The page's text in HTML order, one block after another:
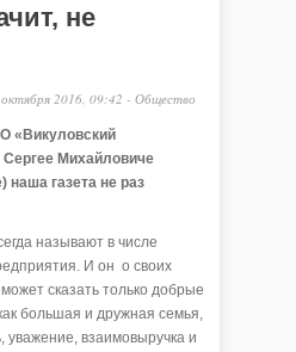
не
2016, 09:42 - Общество
«Викуловский
Сергее Михайловиче
наша газета не раз
называют в числе
И он о своих
сказать только добрые
большая и дружная семья,
уважение, взаимовыручка и